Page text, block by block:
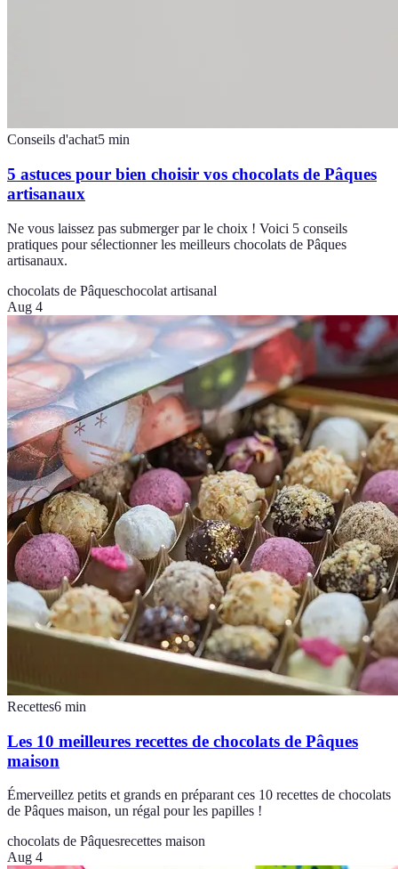
Conseils d'achat5 min
5 astuces pour bien choisir vos chocolats de Pâques
artisanaux
Ne vous laissez pas submerger par le choix ! Voici 5 conseils
pratiques pour sélectionner les meilleurs chocolats de Pâques
artisanaux.
chocolats de Pâqueschocolat artisanal
Aug 4
Recettes6 min
Les 10 meilleures recettes de chocolats de Pâques
maison
Émerveillez petits et grands en préparant ces 10 recettes de chocolats
de Pâques maison, un régal pour les papilles !
chocolats de Pâquesrecettes maison
Aug 4